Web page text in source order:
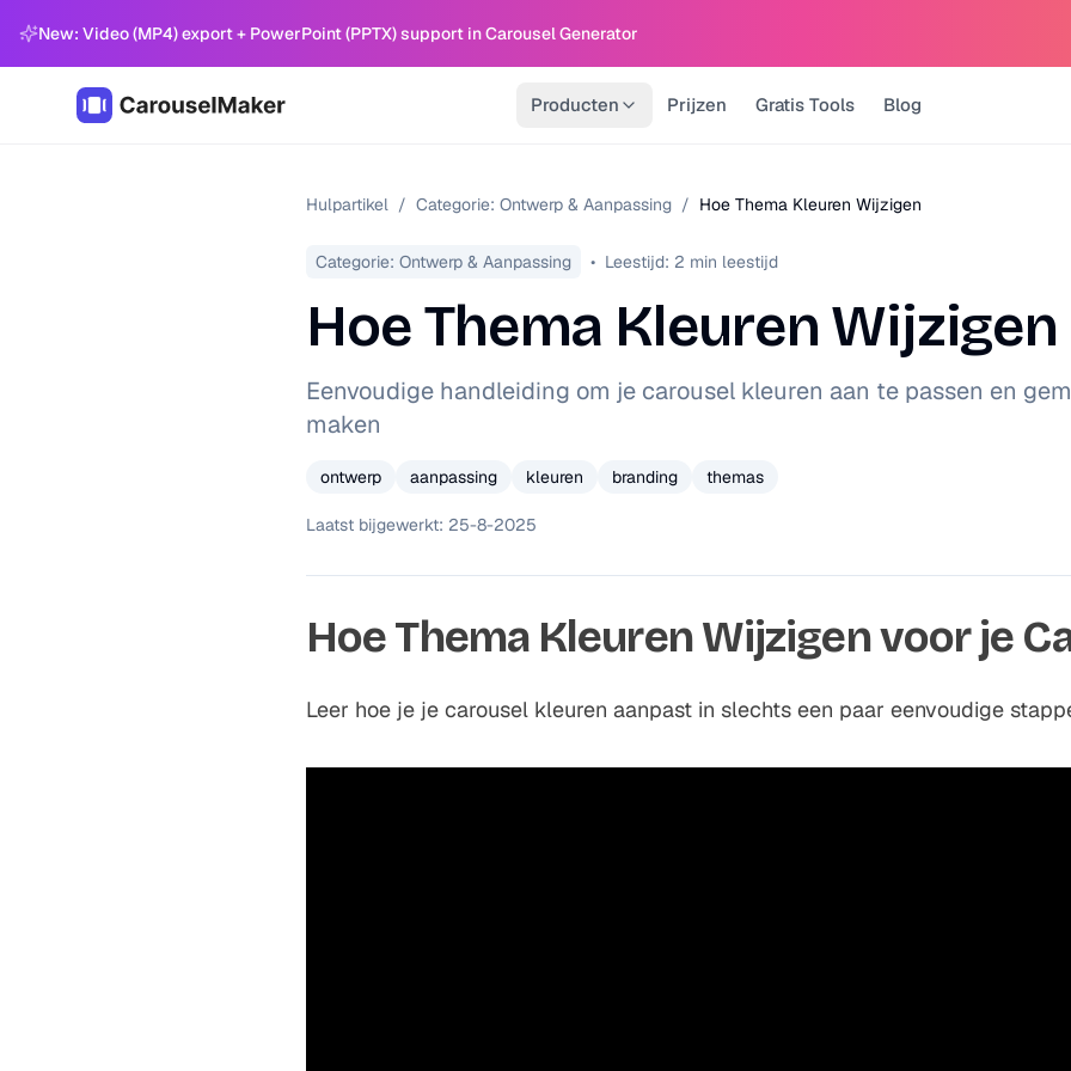
New: Video (MP4) export + PowerPoint (PPTX) support in Carousel Generator
Producten Prijzen Gratis Tools Blog
Hulpartikel / Categorie: Ontwerp & Aanpassing / Hoe Thema Kleuren Wijzigen
Categorie: Ontwerp & Aanpassing • Leestijd: 2 min leestijd
Hoe Thema Kleuren Wijzigen
Eenvoudige handleiding om je carousel kleuren aan te passen en
maken
ontwerp aanpassing kleuren branding themas
Laatst bijgewerkt: 25-8-2025
Hoe Thema Kleuren Wijzigen voor je
Leer hoe je je carousel kleuren aanpast in slechts een paar eenvoudige